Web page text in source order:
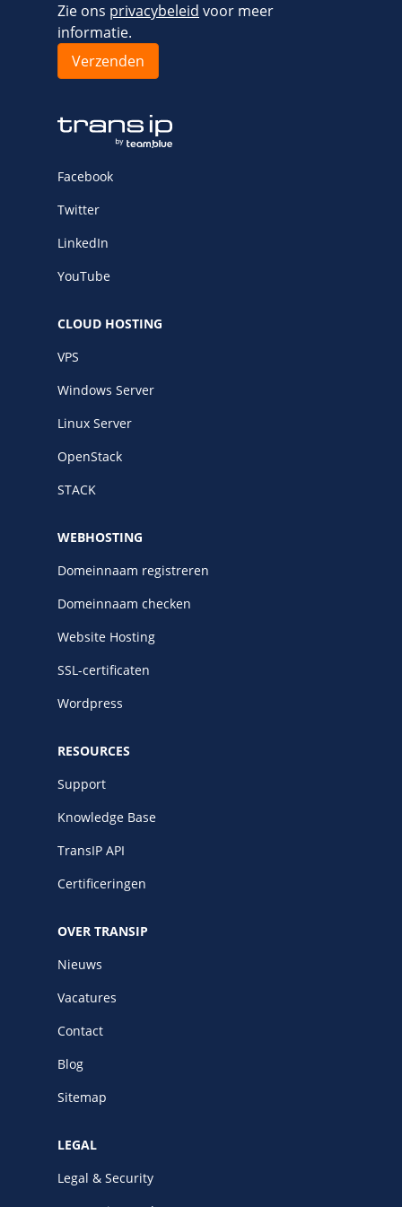
Zie ons privacybeleid voor meer
informatie.
Facebook
Twitter
LinkedIn
YouTube
CLOUD HOSTING
VPS
Windows Server
Linux Server
OpenStack
STACK
WEBHOSTING
Domeinnaam registreren
Domeinnaam checken
Website Hosting
SSL-certificaten
Wordpress
RESOURCES
Support
Knowledge Base
TransIP API
Certificeringen
OVER TRANSIP
Nieuws
Vacatures
Contact
Blog
Sitemap
LEGAL
Legal & Security